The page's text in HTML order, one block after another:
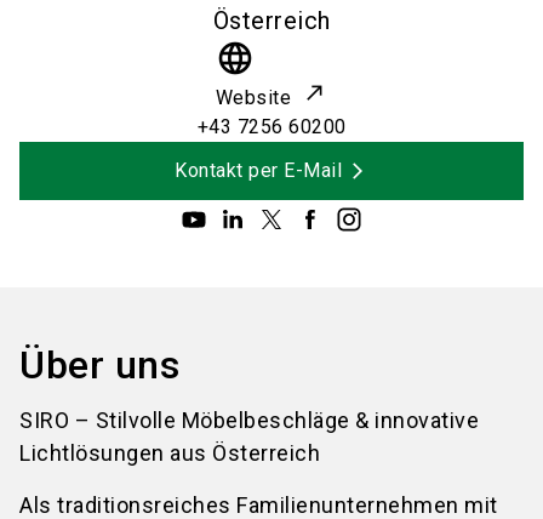
Österreich
language
Website
+43 7256 60200
Kontakt per E-Mail
Über uns
SIRO – Stilvolle Möbelbeschläge & innovative
Lichtlösungen aus Österreich
Als traditionsreiches Familienunternehmen mit